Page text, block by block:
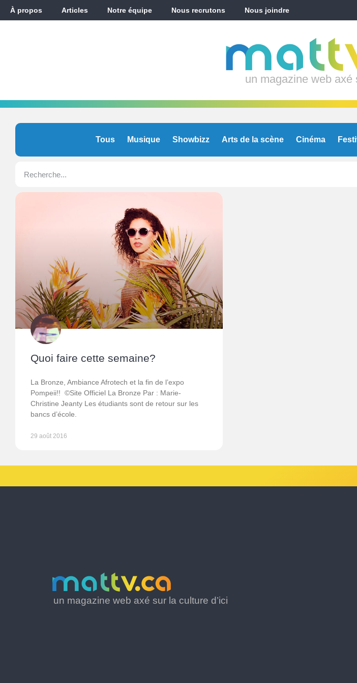
À propos Articles Notre équipe Nous recrutons Nous joindre
un magazine web axé
Tous Musique Showbizz Arts de la scène Cinéma
Quoi faire cette semaine?
La Bronze, Ambiance Afrotech et la fin de l’expo
Pompeii!! ©Site Officiel La Bronze Par : Marie-
Christine Jeanty Les étudiants sont de retour sur les
bancs d’école.
29 août 2016
un magazine web axé sur la culture d’ici